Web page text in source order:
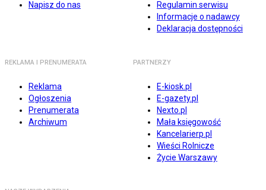
Napisz do nas
Regulamin serwisu
Informacje o nadawcy
Deklaracja dostępności
REKLAMA I PRENUMERATA
Reklama
Ogłoszenia
Prenumerata
Archiwum
PARTNERZY
E-kiosk.pl
E-gazety.pl
Nexto.pl
Mała księgowość
Kancelarierp.pl
Wieści Rolnicze
Życie Warszawy